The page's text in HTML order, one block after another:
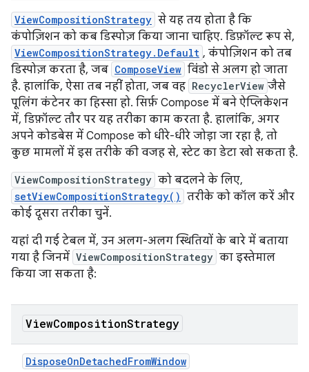
ViewCompositionStrategy से यह तय होता है कि
कंपोज़िशन को कब डिस्पोज़ किया जाना चाहिए. डिफ़ॉल्ट रूप से,
ViewCompositionStrategy.Default , कंपोज़िशन को तब
डिस्पोज़ करता है, जब ComposeView विंडो से अलग हो जाता
है. हालांकि, ऐसा तब नहीं होता, जब वह RecyclerView जैसे
पूलिंग कंटेनर का हिस्सा हो. सिर्फ़ Compose में बने ऐप्लिकेशन
में, डिफ़ॉल्ट तौर पर यह तरीका काम करता है. हालांकि, अगर
अपने कोडबेस में Compose को धीरे-धीरे जोड़ा जा रहा है, तो
कुछ मामलों में इस तरीके की वजह से, स्टेट का डेटा खो सकता है.
ViewCompositionStrategy को बदलने के लिए,
setViewCompositionStrategy() तरीके को कॉल करें और
कोई दूसरा तरीका चुनें.
यहां दी गई टेबल में, उन अलग-अलग स्थितियों के बारे में बताया
गया है जिनमें ViewCompositionStrategy का इस्तेमाल
किया जा सकता है:
ViewCompositionStrategy
DisposeOnDetachedFromWindow